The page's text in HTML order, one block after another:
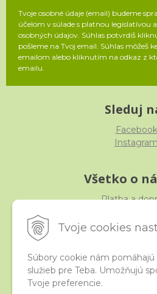
Tvoje cookies
Súbory cookie nám
služieb pre Teba. Umožňujú
Tvoje preferencie.
Tvoje osobné údaje (email) budeme
účelom v súlade s platnou legislatívou
osobných údajov. Súhlas potvrdíš
pošleme na Tvoj email. Súhlas môžeš
emailom alebo kliknutím na odkaz z
emailu.
Sleduj
Facebook
Instagram
Všetko o
Platba a
Obchodné